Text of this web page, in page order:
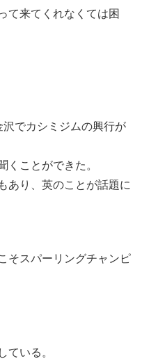
て来てくれなくては困
でカシミジムの興行が
くことができた。
あり、英のことが話題に
そスパーリングチャンピ
ている。